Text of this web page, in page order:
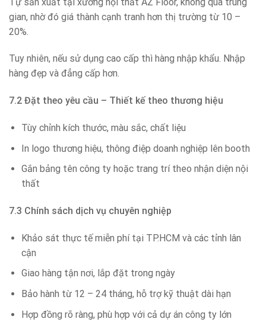
gian, nhờ đó giá thành cạnh tranh hơn thị trường từ 10 –
20%.
Tuy nhiên, nếu sử dụng cao cấp thì hàng nhập khẩu. Nhập
hàng đẹp và đẳng cấp hơn.
7.2 Đặt theo yêu cầu – Thiết kế theo thương hiệu
Tùy chỉnh kích thước, màu sắc, chất liệu
In logo thương hiệu, thông điệp doanh nghiệp lên booth
Gắn bảng tên công ty hoặc trang trí theo nhận diện nội
thất
7.3 Chính sách dịch vụ chuyên nghiệp
Khảo sát thực tế miễn phí tại TP.HCM và các tỉnh lân
cận
Giao hàng tận nơi, lắp đặt trong ngày
Bảo hành từ 12 – 24 tháng, hỗ trợ kỹ thuật dài hạn
Hợp đồng rõ ràng, phù hợp với cả dự án công ty lớn